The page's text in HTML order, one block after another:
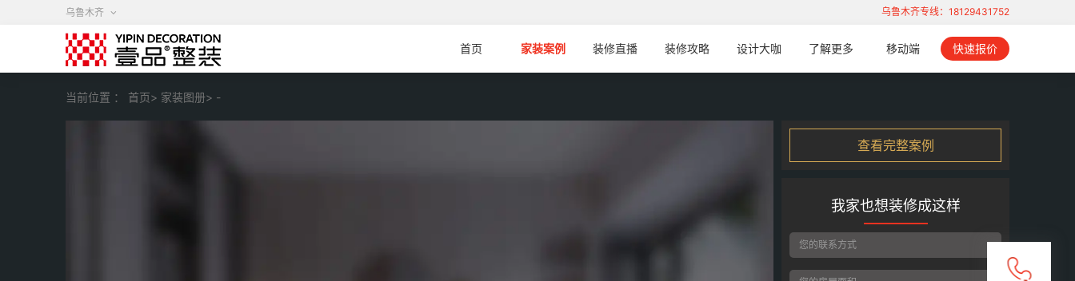
乌鲁木齐 乌鲁木齐专线：18129431752
首页 家装案例 装修直播 装修攻略 设计大咖 了解更多 移动端 快速报价
当前位置 ： 首页> 家装图册> -
查看完整案例
我家也想装修成这样